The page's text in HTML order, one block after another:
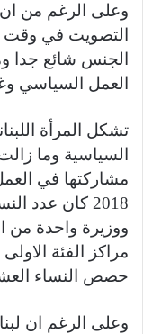
وعلى الرغم من
التصويت في وقت
الجنس شائع جدا
العمل السياسي
السياسية وما
مشاركتها في
مراكز الفئة
حصص النساء
وعلى الرغم ان